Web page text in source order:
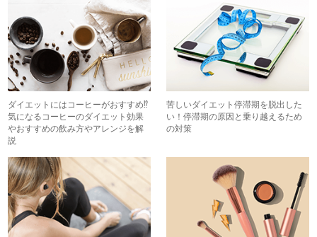
ダイエットにはコーヒーがおすすめ⁉︎
気になるコーヒーのダイエット効果
やおすすめの飲み方やアレンジを解
説
苦しいダイエット停滞期を脱出した
い！停滞期の原因と乗り越えるため
の対策